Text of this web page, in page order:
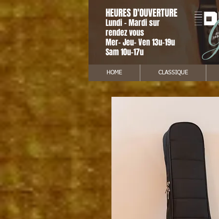
HEURES D'OUVERTURE
Lundi - Mardi sur
rendez vous
Mer- Jeu- Ven 13u-19u
Sam 10u-17u
HOME CLASSIQUE